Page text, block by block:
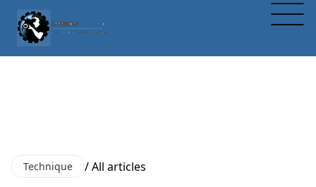
Technique / All articles